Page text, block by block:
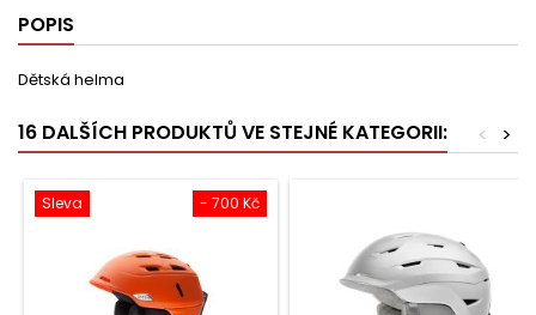
POPIS
Dětská helma
16 DALŠÍCH PRODUKTŮ VE STEJNÉ KATEGORII: >
<
- 700 Kč
Sleva